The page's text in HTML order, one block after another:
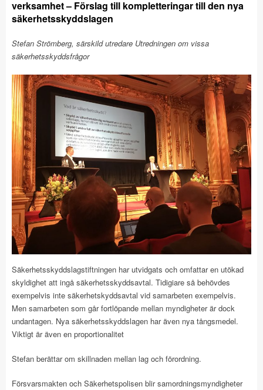
verksamhet – Förslag till kompletteringar till den nya
säkerhetsskyddslagen
Stefan Strömberg, särskild utredare Utredningen om vissa
säkerhetsskyddsfrågor
Säkerhetsskyddslagstiftningen har utvidgats och omfattar en utökad
skyldighet att ingå säkerhetsskyddsavtal. Tidigiare så behövdes
exempelvis inte säkerhetskyddsavtal vid samarbeten exempelvis.
Men samarbeten som går fortlöpande mellan myndigheter är dock
undantagen. Nya säkerhetsskyddslagen har även nya tångsmedel.
Viktigt är även en proportionalitet
Stefan berättar om skillnaden mellan lag och förordning.
Försvarsmakten och Säkerhetspolisen blir samordningsmyndigheter